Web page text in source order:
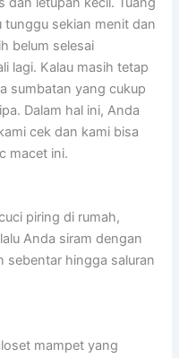
tunggu sekian menit dan
belum selesai
lagi. Kalau masih tetap
sumbatan yang cukup
Dalam hal ini, Anda
cek dan kami bisa
macet ini.
piring di rumah,
Anda siram dengan
sebentar hingga saluran
mampet yang